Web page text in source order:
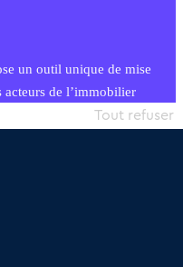
un outil unique de mise
de l’immobilier
simple et intégrant
Tout refuser